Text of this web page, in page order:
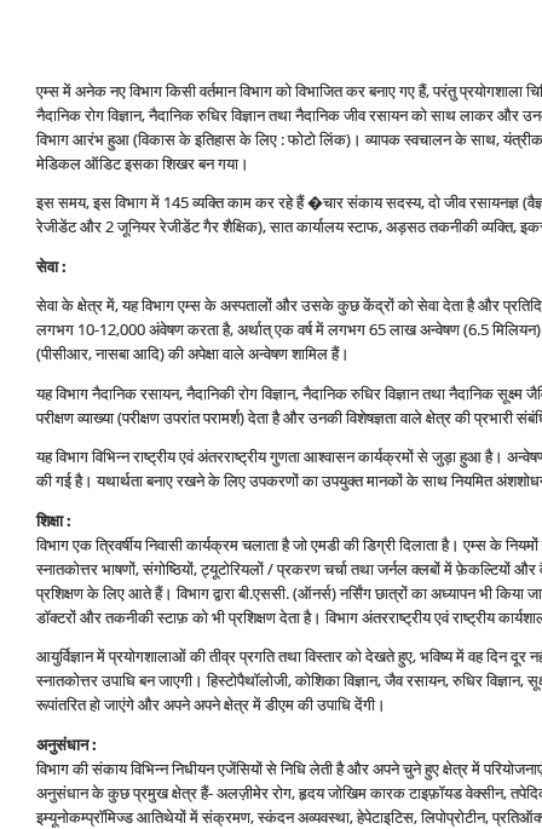
एम्‍स में अनेक नए विभाग किसी वर्तमान विभाग को विभाजित कर बनाए गए हैं, परंतु प्रयोगशाला
नैदानिक रोग विज्ञान, नैदानिक रुधिर विज्ञान तथा नैदानिक जीव रसायन को साथ लाकर और
विभाग आरंभ हुआ (विकास के इतिहास के लिए : फोटो लिंक)। व्‍यापक स्‍वचालन के साथ,
मेडिकल ऑडिट इसका शिखर बन गया।
इस समय, इस विभाग में 145 व्‍यक्ति काम कर रहे हैं �चार संकाय सदस्‍य, दो जीव रसायनज्ञ
रेजीडेंट और 2 जूनियर रेजीडेंट गैर शैक्षिक), सात कार्यालय स्‍टाफ, अड़सठ तकनीकी व्‍यक्ति,
सेवा :
सेवा के क्षेत्र में, यह विभाग एम्‍स के अस्‍पतालों और उसके कुछ केंद्रों को सेवा देता है और
लगभग 10-12,000 अंवेषण करता है, अर्थात् एक वर्ष में लगभग 65 लाख अन्‍वेषण (6.5
(पीसीआर, नासबा आदि) की अपेक्षा वाले अन्‍वेषण शामिल हैं।
यह विभाग नैदानिक रसायन, नैदानिकी रोग विज्ञान, नैदानिक रुधिर विज्ञान तथा नैदानिक सूक्ष्‍म
परीक्षण व्‍याख्‍या (परीक्षण उपरांत परामर्श) देता है और उनकी विशेषज्ञता वाले क्षेत्र की
यह विभाग विभिन्‍न राष्‍ट्रीय एवं अंतरराष्‍ट्रीय गुणता आश्‍वासन कार्यक्रमों से जुड़ा हुआ है।
की गई है। यथार्थता बनाए रखने के लिए उपकरणों का उपयुक्‍त मानकों के साथ नियमित अंशशोधन
शिक्षा :
विभाग एक त्रिवर्षीय निवासी कार्यक्रम चलाता है जो एमडी की डिग्री दिलाता है। एम्‍स के
स्‍नातकोत्तर भाषणों, संगोष्ठियों, ट्यूटोरियलों / प्रकरण चर्चा तथा जर्नल क्‍लबों में फ़ेकल्टियों
प्रशिक्षण के लिए आते हैं। विभाग द्वारा बी.एससी. (ऑनर्स) नर्सिंग छात्रों का अध्‍यापन भी किया
डॉक्‍टरों और तकनीकी स्‍टाफ़ को भी प्रशिक्षण देता है। विभाग अंतरराष्‍ट्रीय एवं राष्‍ट्रीय
आयुर्विज्ञान में प्रयोगशालाओं की तीव्र प्रगति तथा विस्‍तार को देखते हुए, भविष्‍य में वह दिन दूर
स्‍नातकोत्तर उपाधि बन जाएगी। हिस्‍टोपैथॉलोजी, कोशिका विज्ञान, जैव रसायन, रुधिर
रूपांतरित हो जाएंगे और अपने अपने क्षेत्र में डीएम की उपाधि देंगी।
अनुसंधान :
विभाग की संकाय विभिन्‍न निधीयन एजेंसियों से निधि लेती है और अपने चुने हुए क्षेत्र में
अनुसंधान के कुछ प्रमुख क्षेत्र हैं- अलज़ीमेर रोग, हृदय जोखिम कारक टाइफ़ॉयड वेक्‍सीन,
इम्‍यूनोकम्‍प्रॉमिज्‍ड आतिथेयों में संक्रमण, स्‍कंदन अव्‍यवस्‍था, हेपेटाइटिस, लिपोप्रोटीन,